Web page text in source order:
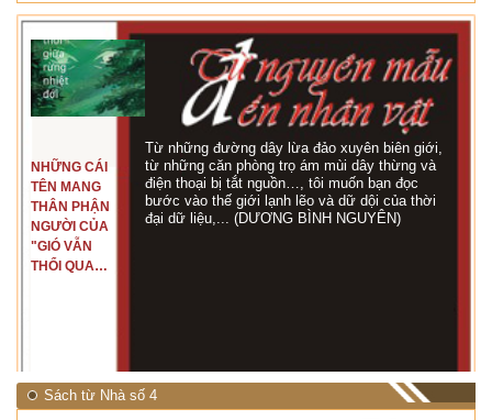
NHỮNG CÁI
TÊN MANG
THÂN PHẬN
NGƯỜI CỦA
"GIÓ VẪN
THỔI QUA
Từ những đường dây lừa đảo xuyên biên giới,
từ những căn phòng trọ ám mùi dây thừng và
điện thoại bị tắt nguồn…, tôi muốn bạn đọc
bước vào thế giới lạnh lẽo và dữ dội của thời
đại dữ liệu,... (DƯƠNG BÌNH NGUYÊN)
Sách từ Nhà số 4